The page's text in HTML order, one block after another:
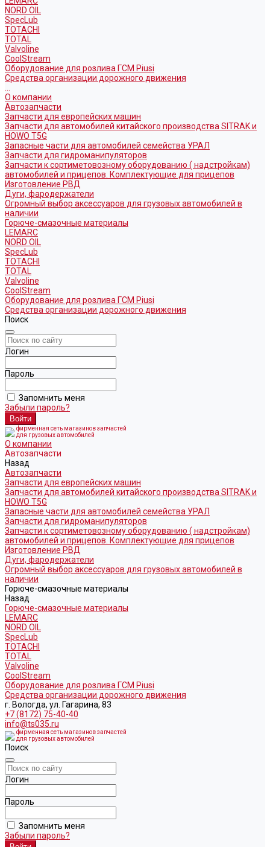
NORD OIL
SpecLub
TOTACHI
TOTAL
Valvoline
CoolStream
Оборудование для розлива ГСМ Piusi
Средства организации дорожного движения
О компании
Автозапчасти
Запчасти для европейских машин
Запчасти для автомобилей китайского производства SITRAK и
HOWO T5G
Запасные части для автомобилей семейства УРАЛ
Запчасти для гидроманипуляторов
Запчасти к сортиметовозному оборудованию ( надстройкам)
автомобилей и прицепов. Комплектующие для прицепов
Изготовление РВД
Дуги, фародержатели
Огромный выбор аксессуаров для грузовых автомобилей в
наличии
Горюче-смазочные материалы
LEMARC
NORD OIL
SpecLub
TOTACHI
TOTAL
Valvoline
CoolStream
Оборудование для розлива ГСМ Piusi
Средства организации дорожного движения
Поиск
Логин
Пароль
Запомнить меня
Забыли пароль?
фирменная сеть магазинов запчастей
для грузовых автомобилей
О компании
Автозапчасти
Назад
Автозапчасти
Запчасти для европейских машин
Запчасти для автомобилей китайского производства SITRAK и
HOWO T5G
Запасные части для автомобилей семейства УРАЛ
Запчасти для гидроманипуляторов
Запчасти к сортиметовозному оборудованию ( надстройкам)
автомобилей и прицепов. Комплектующие для прицепов
Изготовление РВД
Дуги, фародержатели
Огромный выбор аксессуаров для грузовых автомобилей в
наличии
Горюче-смазочные материалы
Назад
Горюче-смазочные материалы
LEMARC
NORD OIL
SpecLub
TOTACHI
TOTAL
Valvoline
CoolStream
Оборудование для розлива ГСМ Piusi
Средства организации дорожного движения
г. Вологда, ул. Гагарина, 83
+7 (8172) 75-40-40
info@ts035.ru
фирменная сеть магазинов запчастей
для грузовых автомобилей
Поиск
Логин
Пароль
Запомнить меня
Забыли пароль?